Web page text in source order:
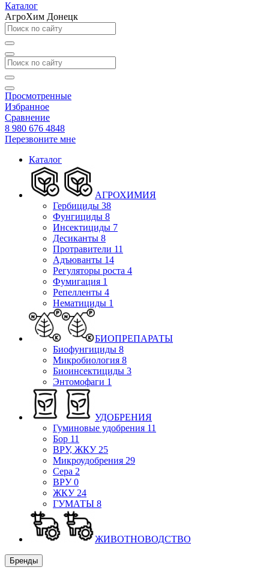
Каталог
АгроХим Донецк
Просмотренные
Избранное
Сравнение
8 980 676 4848
Перезвоните мне
Каталог
АГРОХИМИЯ
Гербициды 38
Фунгициды 8
Инсектициды 7
Десиканты 8
Протравители 11
Адъюванты 14
Регуляторы роста 4
Фумигация 1
Репелленты 4
Нематициды 1
БИОПРЕПАРАТЫ
Биофунгициды 8
Микробиология 8
Биоинсектициды 3
Энтомофаги 1
УДОБРЕНИЯ
Гуминовые удобрения 11
Бор 11
ВРУ, ЖКУ 25
Микроудобрения 29
Сера 2
ВРУ0
ЖКУ 24
ГУМАТЫ 8
ЖИВОТНОВОДСТВО
Бренды